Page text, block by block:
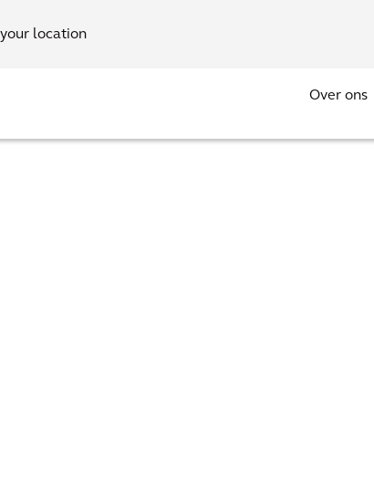
location
Over ons